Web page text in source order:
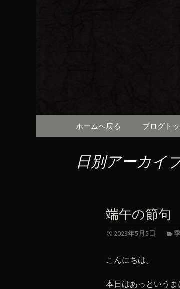
京都
（ろ
京都・先斗町の
知らせや、お料
コンテンツへ移動
ホームへ戻る ブログト
日別アーカイ
端午の節句
2023年5月5日
こんにちは。
本日はあっというま